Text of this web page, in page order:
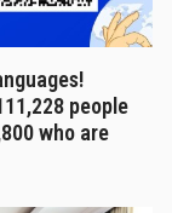
people
who are